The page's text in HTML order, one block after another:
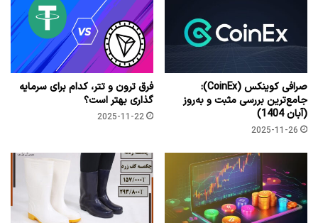
صرافی کوینکس (CoinEx):
جامع‌ترین بررسی مثبت و به‌روز
(آبان 1404)
2025-11-26
فرق ترون و تتر، کدام برای سرمایه
گذاری بهتر است؟
2025-11-22